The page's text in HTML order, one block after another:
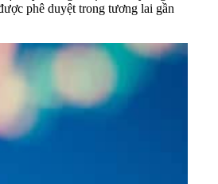
phê duyệt trong tương lai gần